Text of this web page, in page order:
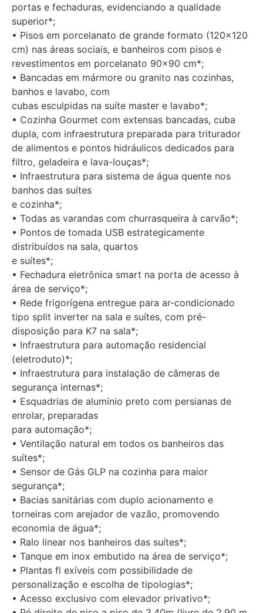
portas e fechaduras, evidenciando a qualidade
superior*;
• Pisos em porcelanato de grande formato (120×120
cm) nas áreas sociais, e banheiros com pisos e
revestimentos em porcelanato 90×90 cm*;
• Bancadas em mármore ou granito nas cozinhas,
banhos e lavabo, com
cubas esculpidas na suíte master e lavabo*;
• Cozinha Gourmet com extensas bancadas, cuba
dupla, com infraestrutura preparada para triturador
de alimentos e pontos hidráulicos dedicados para
filtro, geladeira e lava-louças*;
• Infraestrutura para sistema de água quente nos
banhos das suítes
e cozinha*;
• Todas as varandas com churrasqueira à carvão*;
• Pontos de tomada USB estrategicamente
distribuídos na sala, quartos
e suítes*;
• Fechadura eletrônica smart na porta de acesso à
área de serviço*;
• Rede frigorígena entregue para ar-condicionado
tipo split inverter na sala e suítes, com pré-
disposição para K7 na sala*;
• Infraestrutura para automação residencial
(eletroduto)*;
• Infraestrutura para instalação de câmeras de
segurança internas*;
• Esquadrias de alumínio preto com persianas de
enrolar, preparadas
para automação*;
• Ventilação natural em todos os banheiros das
suítes*;
• Sensor de Gás GLP na cozinha para maior
segurança*;
• Bacias sanitárias com duplo acionamento e
torneiras com arejador de vazão, promovendo
economia de água*;
• Ralo linear nos banheiros das suítes*;
• Tanque em inox embutido na área de serviço*;
• Plantas fl exíveis com possibilidade de
personalização e escolha de tipologias*;
• Acesso exclusivo com elevador privativo*;